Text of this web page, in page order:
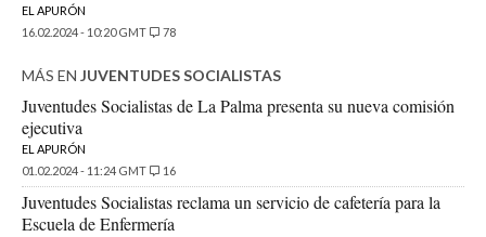
EL APURÓN
16.02.2024 - 10:20 GMT
78
MÁS EN JUVENTUDES SOCIALISTAS
Juventudes Socialistas de La Palma presenta su nueva comisión
ejecutiva
EL APURÓN
01.02.2024 - 11:24 GMT
16
Juventudes Socialistas reclama un servicio de cafetería para la
Escuela de Enfermería